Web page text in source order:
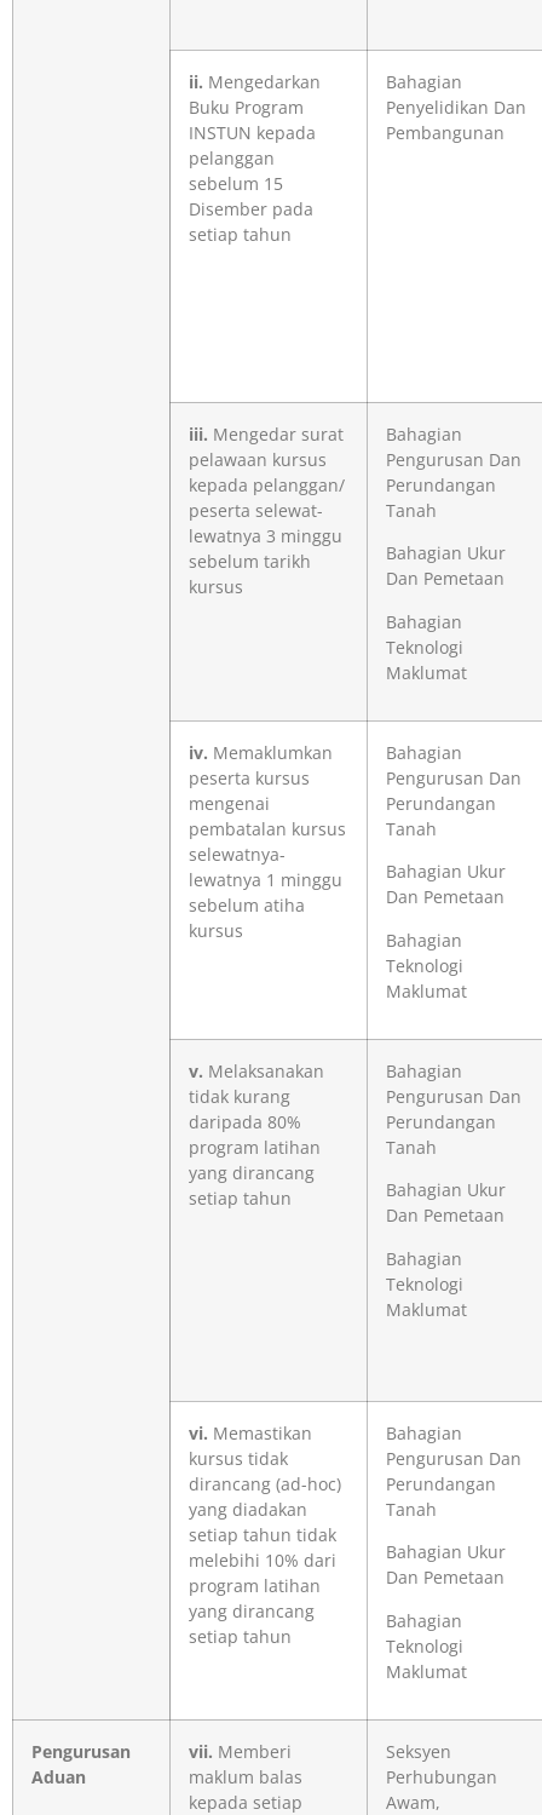
ii. Mengedarkan
Buku Program
INSTUN kepada
pelanggan
sebelum 15
Disember pada
setiap tahun
Bahagian
Penyelidikan Dan
Pembangunan
iii. Mengedar surat
pelawaan kursus
kepada pelanggan/
peserta selewat-
lewatnya 3 minggu
sebelum tarikh
kursus
Bahagian
Pengurusan Dan
Perundangan
Tanah
Bahagian Ukur
Dan Pemetaan
Bahagian
Teknologi
Maklumat
iv. Memaklumkan
peserta kursus
mengenai
pembatalan kursus
selewatnya-
lewatnya 1 minggu
sebelum atiha
kursus
Bahagian
Pengurusan Dan
Perundangan
Tanah
Bahagian Ukur
Dan Pemetaan
Bahagian
Teknologi
Maklumat
v. Melaksanakan
tidak kurang
daripada 80%
program latihan
yang dirancang
setiap tahun
Bahagian
Pengurusan Dan
Perundangan
Tanah
Bahagian Ukur
Dan Pemetaan
Bahagian
Teknologi
Maklumat
vi. Memastikan
kursus tidak
dirancang (ad-hoc)
yang diadakan
setiap tahun tidak
melebihi 10% dari
program latihan
yang dirancang
setiap tahun
Bahagian
Pengurusan Dan
Perundangan
Tanah
Bahagian Ukur
Dan Pemetaan
Bahagian
Teknologi
Maklumat
Pengurusan
Aduan
vii. Memberi
maklum balas
kepada setiap
Seksyen
Perhubungan
Awam,